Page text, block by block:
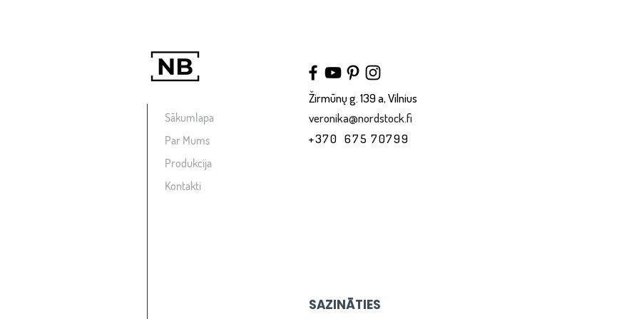
Žirmūnų g. 139 a, Vilnius
veronika@nordstock.fi
+370 675 70799
SAZINĀTIES
Sākumlapa
Par Mums
Produkcija
Kontakti